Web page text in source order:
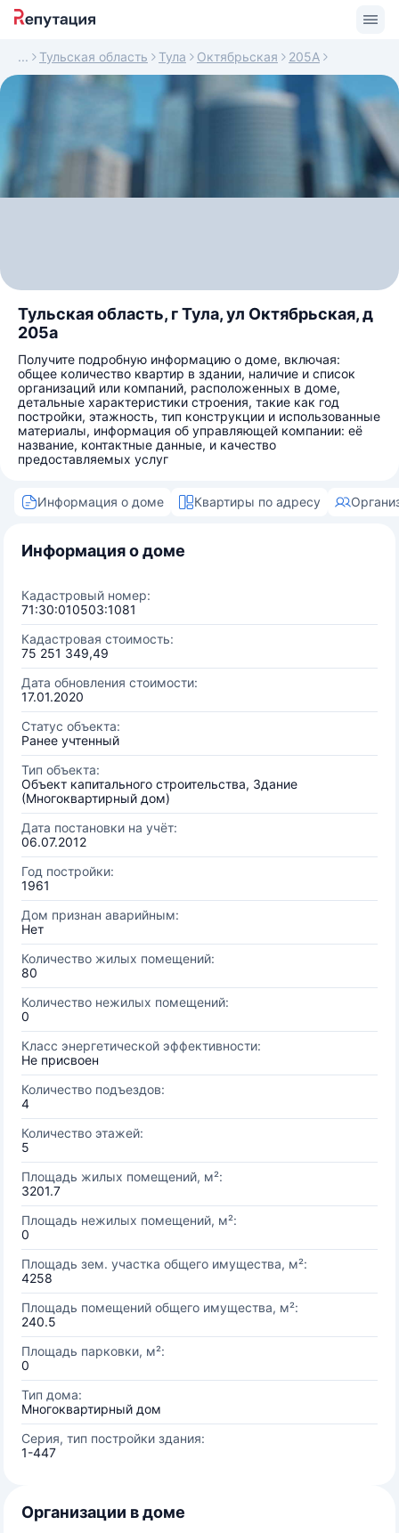
Тульская область Тула Октябрьская 205А
Тульская область, г Тула, ул Октябрьская, д
205а
Получите подробную информацию о доме, включая:
общее количество квартир в здании, наличие и список
организаций или компаний, расположенных в доме,
детальные характеристики строения, такие как год
постройки, этажность, тип конструкции и использованные
материалы, информация об управляющей компании: её
название, контактные данные, и качество
предоставляемых услуг
Информация о доме Квартиры по адресу
Информация о доме
Кадастровый номер:
71:30:010503:1081
Кадастровая стоимость:
75 251 349,49
Дата обновления стоимости:
17.01.2020
Статус объекта:
Ранее учтенный
Тип объекта:
Объект капитального строительства, Здание
(Многоквартирный дом)
Дата постановки на учёт:
06.07.2012
Год постройки:
1961
Дом признан аварийным:
Нет
Количество жилых помещений:
80
Количество нежилых помещений:
0
Класс энергетической эффективности:
Не присвоен
Количество подъездов:
4
Количество этажей:
5
Площадь жилых помещений, м²:
3201.7
Площадь нежилых помещений, м²:
0
Площадь зем. участка общего имущества, м²:
4258
Площадь помещений общего имущества, м²:
240.5
Площадь парковки, м²:
0
Тип дома:
Многоквартирный дом
Серия, тип постройки здания:
1-447
Организации в доме